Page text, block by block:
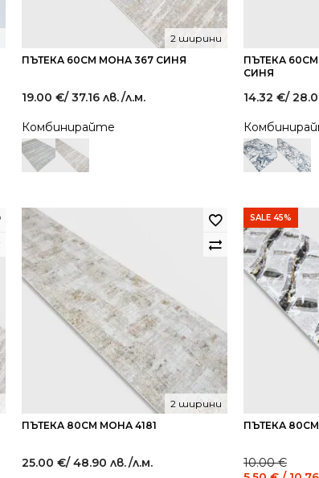
ПЪТЕКА 60СМ МОНА 367 СИНЯ
2 ширини
19.00 €/ 37.16 лв./л.м.
Комбинирайте
ПЪТЕКА
СИНЯ
14.32 €/
ПЪТЕКА 80СМ МОНА 4181
2 ширини
25.00 €/ 48.90 лв./л.м.
SALE 45%
ПЪТЕКА
10.00€
Original
Current